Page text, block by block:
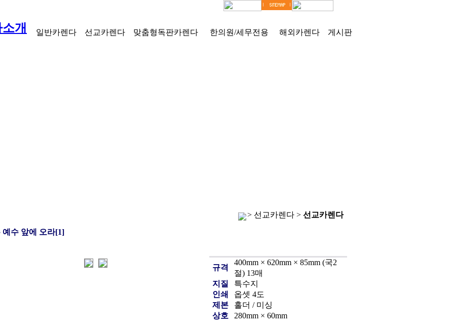
개 일반카렌다 선교카렌다 맞춤형독판카렌다 한의원/세무전용 해외카렌다 게시판
> 선교카렌다 > 선교카렌다
예수 앞에 오라[1]
규격
400mm × 620mm × 85mm (국2
절) 13매
지질
특수지
인쇄
옵셋 4도
제본
홀더 / 미싱
상호
280mm × 60mm